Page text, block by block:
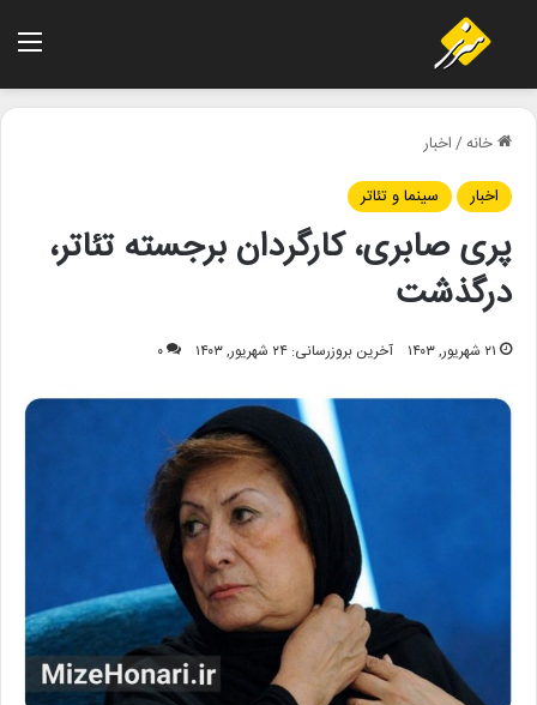
خانه/اخبار
اخبار
سینما و تئاتر
پری صابری، کارگردان برجسته تئاتر،
درگذشت
۲۱ شهریور, ۱۴۰۳ آخرین بروزرسانی: ۲۴ شهریور, ۱۴۰۳ ۰